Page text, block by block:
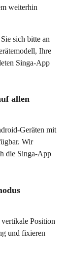
weiterhin
sich bitte an
Ihre
Singa-App
allen
Geräten mit
Wir
die Singa-App
Position
und fixieren